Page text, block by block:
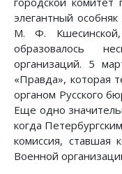
элегантный
М. Ф.
образовалось
организаций. 5
«Правда», которая
органом Русского
Еще одно
когда
комиссия, ставшая
Военной